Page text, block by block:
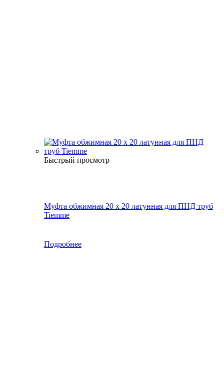
Быстрый просмотр
Муфта обжимная 20 х 20 латунная для ПНД труб
Tiemme
Подробнее